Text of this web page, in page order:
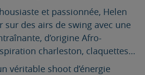
et passionnée, Helen
sur des airs de swing avec une
d’origine Afro-
charleston, claquettes…
véritable shoot d’énergie